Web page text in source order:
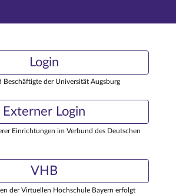
Hauptnavigation
Externer Login
Login
Beschäftigte der Universität Augsburg
Externer Login
Einrichtungen im Verbund des Deutschen
VHB
der Virtuellen Hochschule Bayern erfolgt